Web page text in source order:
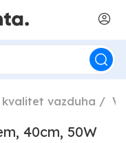
kvalitet vazduha
40cm, 50W